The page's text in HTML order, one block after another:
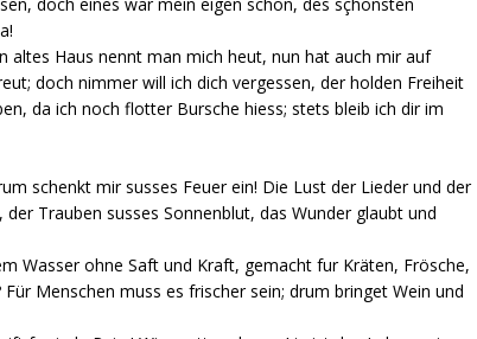
altes Haus nennt man mich heut, nun hat auch mir auf
doch nimmer will ich dich vergessen, der holden Freiheit
da ich noch flotter Bursche hiess; stets bleib ich dir im
schenkt mir susses Feuer ein! Die Lust der Lieder und der
Trauben susses Sonnenblut, das Wunder glaubt und
Wasser ohne Saft und Kraft, gemacht fur Kräten, Frösche,
Menschen muss es frischer sein; drum bringet Wein und